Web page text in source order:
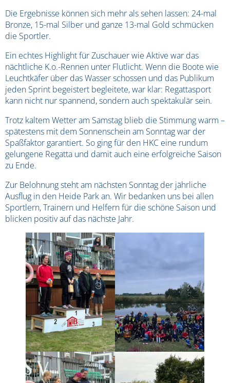
Die Ergebnisse können sich mehr als sehen lassen: 24-mal
Bronze, 15-mal Silber und ganze 13-mal Gold schmücken
die Sportler.
Ein echtes Highlight für Zuschauer wie Aktive war das
nächtliche K.o.-Rennen unter Flutlicht. Wenn die Boote wie
Leuchtkäfer über das Wasser schossen und das Publikum
jeden Sprint begeistert begleitete, war klar: Regattasport
kann nicht nur spannend, sondern auch spektakulär sein.
Trotz kaltem Wetter am Samstag blieb die Stimmung warm –
spätestens mit dem Sonnenschein am Sonntag war der
Spaßfaktor garantiert. So ging für den HKC eine rundum
gelungene Regatta und damit auch eine erfolgreiche Saison
zu Ende.
Zur Belohnung steht am nächsten Sonntag der jährliche
Ausflug in den Heide Park an. Wir bedanken uns bei allen
Sportlern, Trainern und Helfern für die schöne Saison und
blicken positiv auf das nächste Jahr.